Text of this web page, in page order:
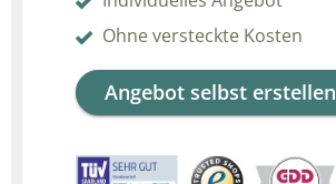
Ohne versteckte Kosten
Angebot selbst erstellen